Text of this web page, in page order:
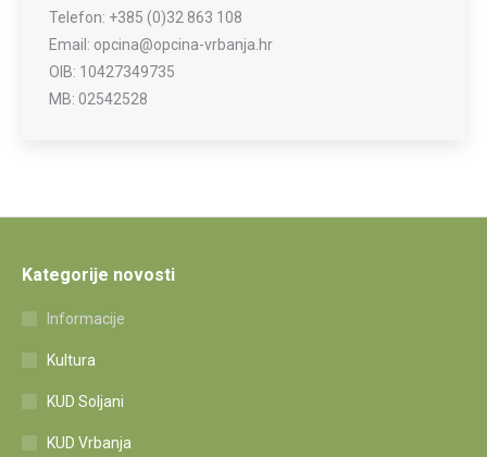
Telefon: +385 (0)32 863 108
Email: opcina@opcina-vrbanja.hr
OIB: 10427349735
MB: 02542528
Kategorije novosti
Informacije
Kultura
KUD Soljani
KUD Vrbanja